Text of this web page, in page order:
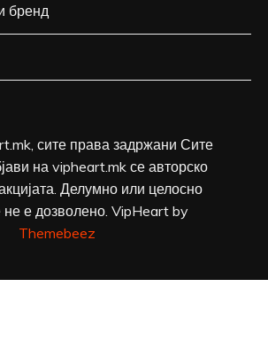
бренд
сите права задржани Сите
на vipheart.mk се авторско
Делумно или целосно
е дозволено. VipHeart by
Themebeez